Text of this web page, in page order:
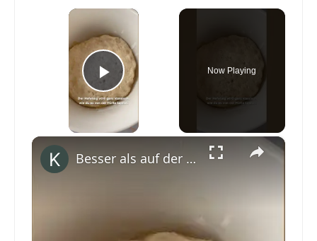
×
Play Video
Now Playing
×
Besser als auf der Skihütte 🤗 #shorts